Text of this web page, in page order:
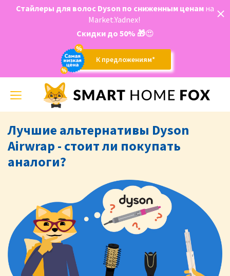
Стайлеры для волос Dyson по сниженным ценам на
Market.Yadnex!
Скидки до 50% 🎁😍
К предложениям*
Toggle
navigation
Лучшие альтернативы Dyson
Airwrap - стоит ли покупать
аналоги?